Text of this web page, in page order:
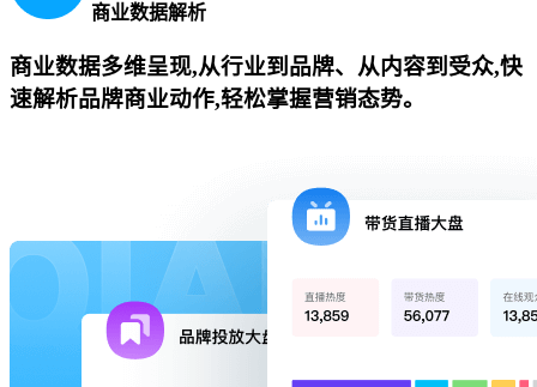
商业数据解析
商业数据多维呈现,从行业到品牌、从内容到受众,快
速解析品牌商业动作,轻松掌握营销态势。